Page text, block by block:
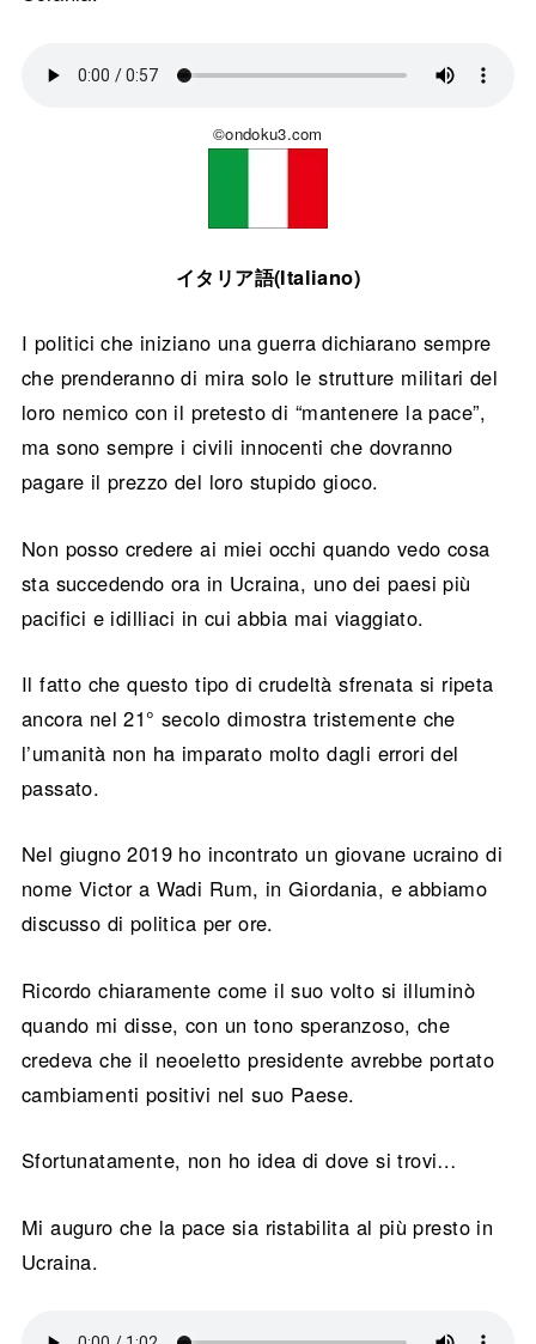
©ondoku3.com
イタリア語(Italiano)
I politici che iniziano una guerra dichiarano sempre
che prenderanno di mira solo le strutture militari del
loro nemico con il pretesto di “mantenere la pace”,
ma sono sempre i civili innocenti che dovranno
pagare il prezzo del loro stupido gioco.
Non posso credere ai miei occhi quando vedo cosa
sta succedendo ora in Ucraina, uno dei paesi più
pacifici e idilliaci in cui abbia mai viaggiato.
Il fatto che questo tipo di crudeltà sfrenata si ripeta
ancora nel 21° secolo dimostra tristemente che
l’umanità non ha imparato molto dagli errori del
passato.
Nel giugno 2019 ho incontrato un giovane ucraino di
nome Victor a Wadi Rum, in Giordania, e abbiamo
discusso di politica per ore.
Ricordo chiaramente come il suo volto si illuminò
quando mi disse, con un tono speranzoso, che
credeva che il neoeletto presidente avrebbe portato
cambiamenti positivi nel suo Paese.
Sfortunatamente, non ho idea di dove si trovi…
Mi auguro che la pace sia ristabilita al più presto in
Ucraina.